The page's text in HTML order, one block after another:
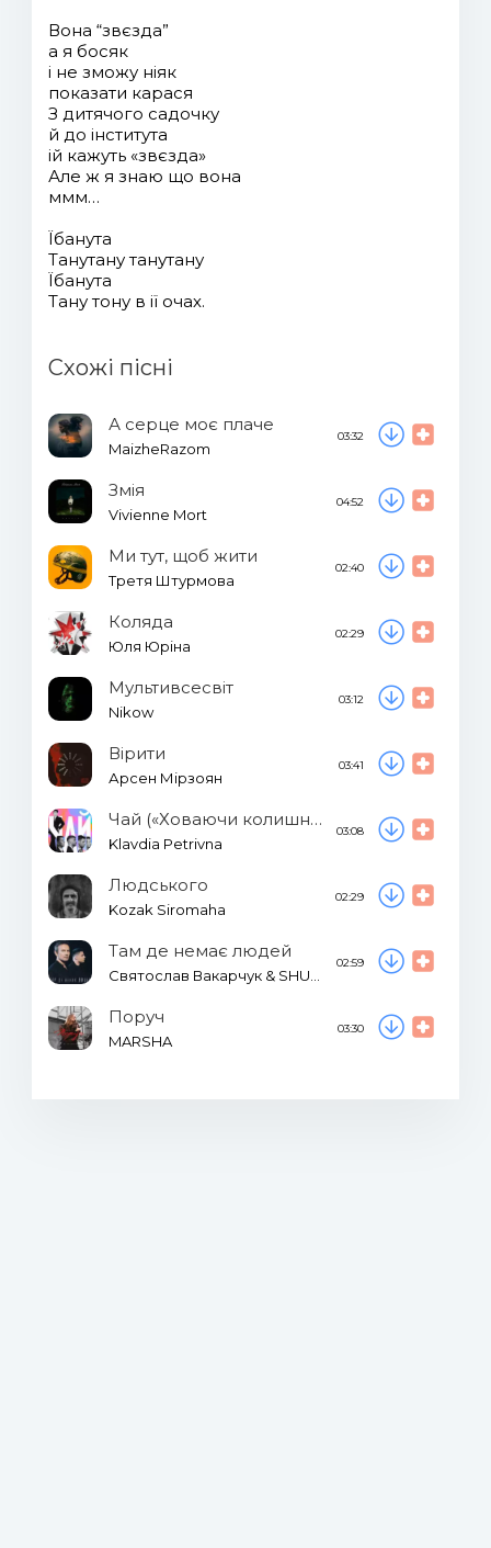
Вона “звєзда”
а я босяк
і не зможу ніяк
показати карася
З дитячого садочку
й до інститута
ій кажуть «звєзда»
Але ж я знаю що вона
ммм…
Їбанута
Танутану танутану
Їбанута
Тану тону в ії очах.
Схожі пісні
А серце моє плаче
MaizheRazom
03:32
Змія
Vivienne Mort
04:52
Ми тут, щоб жити
Третя Штурмова
02:40
Коляда
Юля Юріна
02:29
Мультивсесвіт
Nikow
03:12
Вірити
Арсен Мірзоян
03:41
Чай («Ховаючи колишню»)
Klavdia Petrivna
03:08
Людського
Kozak Siromaha
02:29
Там де немає людей
02:59
Поруч
MARSHA
03:30